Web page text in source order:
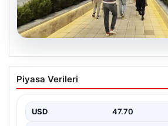
05.08.2026
Menderes Belediyesi
Firari Başkan Yardımcısı
soruşturma kapsamında, Belediye
Rüzgar Sönmez,…
Piyasa Verileri
USD 47.70